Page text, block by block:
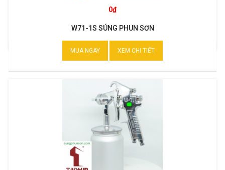
0₫
W71-1S SÚNG PHUN SƠN
MUA NGAY XEM CHI TIẾT